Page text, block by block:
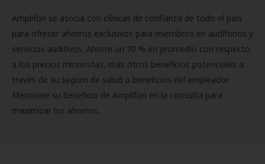
Amplifon se asocia con clínicas de confianza de todo el país
para ofrecer ahorros exclusivos para miembros en audífonos y
servicios auditivos. Ahorre un 70 % en promedio con respecto
a los precios minoristas, más otros beneficios potenciales a
través de su seguro de salud o beneficios del empleador.
Mencione su beneficio de Amplifon en la consulta para
maximizar los ahorros.